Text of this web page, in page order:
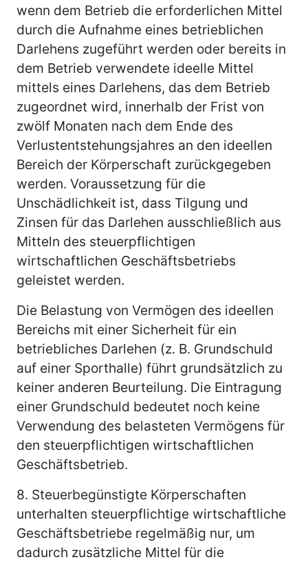
wenn dem Betrieb die erforderlichen Mittel
durch die Aufnahme eines betrieblichen
Darlehens zugeführt werden oder bereits in
dem Betrieb verwendete ideelle Mittel
mittels eines Darlehens, das dem Betrieb
zugeordnet wird, innerhalb der Frist von
zwölf Monaten nach dem Ende des
Verlustentstehungsjahres an den ideellen
Bereich der Körperschaft zurückgegeben
werden. Voraussetzung für die
Unschädlichkeit ist, dass Tilgung und
Zinsen für das Darlehen ausschließlich aus
Mitteln des steuerpflichtigen
wirtschaftlichen Geschäftsbetriebs
geleistet werden.
Die Belastung von Vermögen des ideellen
Bereichs mit einer Sicherheit für ein
betriebliches Darlehen (z. B. Grundschuld
auf einer Sporthalle) führt grundsätzlich zu
keiner anderen Beurteilung. Die Eintragung
einer Grundschuld bedeutet noch keine
Verwendung des belasteten Vermögens für
den steuerpflichtigen wirtschaftlichen
Geschäftsbetrieb.
8. Steuerbegünstigte Körperschaften
unterhalten steuerpflichtige wirtschaftliche
Geschäftsbetriebe regelmäßig nur, um
dadurch zusätzliche Mittel für die